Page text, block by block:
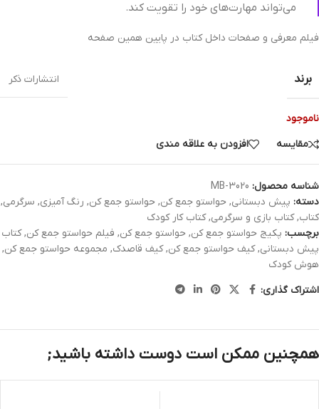
می‌تواند مهارت‌های خود را تقویت کند.
فیلم معرفی و صفحات داخل کتاب در پایین همین صفحه
برند انتشارات ذکر
ناموجود
مقایسه
افزودن به علاقه مندی
شناسه محصول: MB-3020
دسته: پیش دبستانی, حواستو جمع کن, حواستو جمع کن, رنگ آمیزی, سرگرمی,
کتاب, کتاب بازی و سرگرمی, کتاب کار کودک
برچسب: پکیج حواستو جمع کن, حواستو جمع کن, فیلم حواستو جمع کن, کتاب
پیش دبستانی, کیف حواستو جمع کن, کیف قاصدک, مجموعه حواستو جمع کن,
هوش کودک
اشتراک گذاری:
همچنین ممکن است دوست داشته باشید;